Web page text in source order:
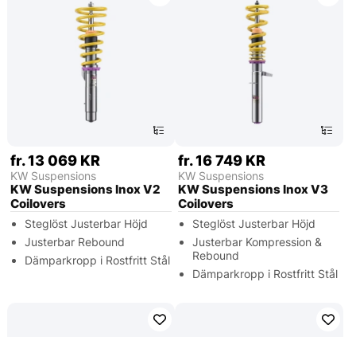
fr. 13 069 KR
KW Suspensions
KW Suspensions Inox V2
Coilovers
Steglöst Justerbar Höjd
Justerbar Rebound
Dämparkropp i Rostfritt Stål
fr. 16 749 KR
KW Suspensions
KW Suspensions Inox V3
Coilovers
Steglöst Justerbar Höjd
Justerbar Kompression &
Rebound
Dämparkropp i Rostfritt Stål